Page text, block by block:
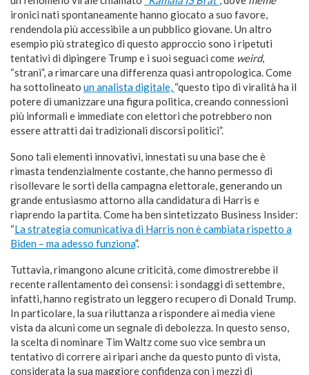
ironici nati spontaneamente hanno giocato a suo favore,
rendendola più accessibile a un pubblico giovane. Un altro
esempio più strategico di questo approccio sono i ripetuti
tentativi di dipingere Trump e i suoi seguaci come weird,
“strani”, a rimarcare una differenza quasi antropologica. Come
ha sottolineato un analista digitale, “questo tipo di viralità ha il
potere di umanizzare una figura politica, creando connessioni
più informali e immediate con elettori che potrebbero non
essere attratti dai tradizionali discorsi politici”.
Sono tali elementi innovativi, innestati su una base che è
rimasta tendenzialmente costante, che hanno permesso di
risollevare le sorti della campagna elettorale, generando un
grande entusiasmo attorno alla candidatura di Harris e
riaprendo la partita. Come ha ben sintetizzato Business Insider:
“La strategia comunicativa di Harris non è cambiata rispetto a
Biden – ma adesso funziona”.
Tuttavia, rimangono alcune criticità, come dimostrerebbe il
recente rallentamento dei consensi: i sondaggi di settembre,
infatti, hanno registrato un leggero recupero di Donald Trump.
In particolare, la sua riluttanza a rispondere ai media viene
vista da alcuni come un segnale di debolezza. In questo senso,
la scelta di nominare Tim Waltz come suo vice sembra un
tentativo di correre ai ripari anche da questo punto di vista,
considerata la sua maggiore confidenza con i mezzi di